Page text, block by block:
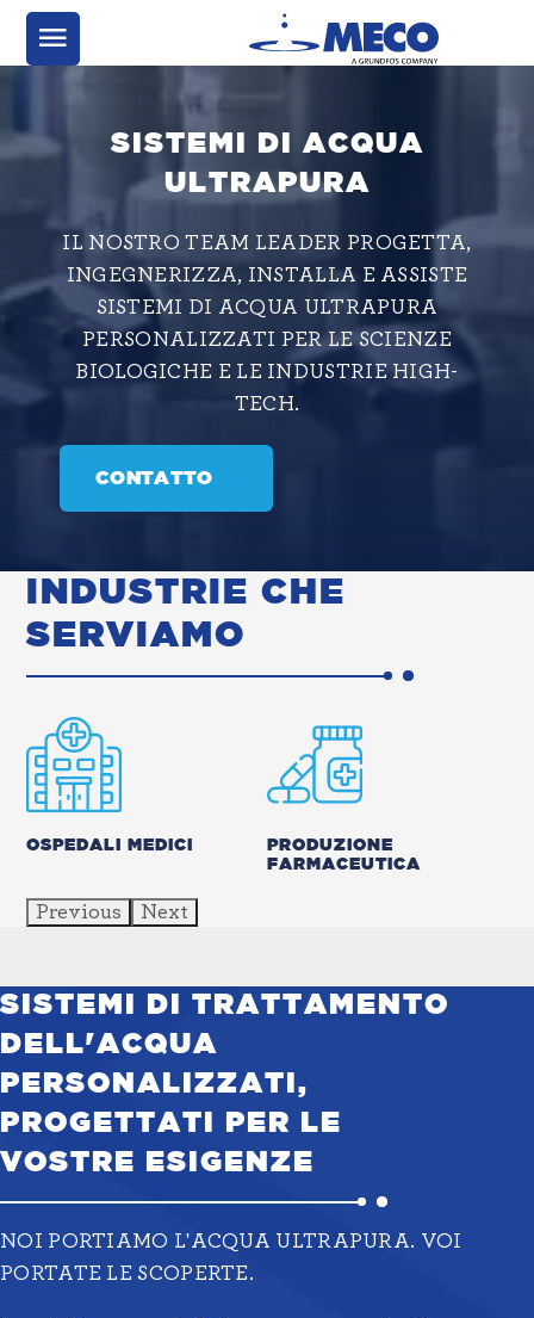
SISTEMI DI ACQUA
ULTRAPURA
IL NOSTRO TEAM LEADER PROGETTA,
INGEGNERIZZA, INSTALLA E ASSISTE
SISTEMI DI ACQUA ULTRAPURA
PERSONALIZZATI PER LE SCIENZE
BIOLOGICHE E LE INDUSTRIE HIGH-
TECH.
CONTATTO
INDUSTRIE CHE
SERVIAMO
OSPEDALI MEDICI
PRODUZIONE
FARMACEUTICA
Previous Next
SISTEMI DI TRATTAMENTO
DELL'ACQUA
PERSONALIZZATI,
PROGETTATI PER LE
VOSTRE ESIGENZE
NOI PORTIAMO L'ACQUA ULTRAPURA. VOI
PORTATE LE SCOPERTE.